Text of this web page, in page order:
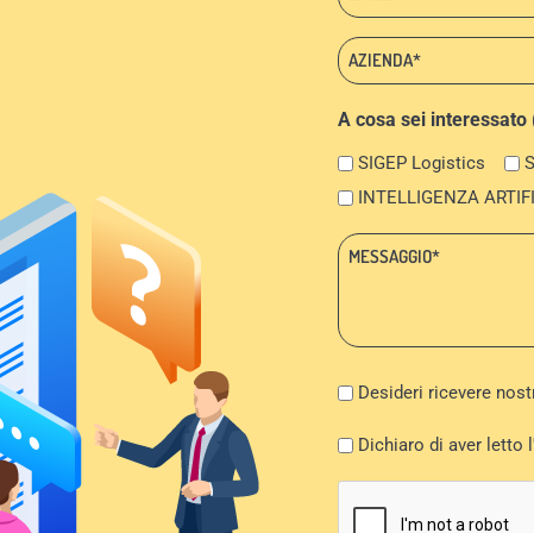
**
Azienda:
*
A cosa sei
SIGEP Logistics
INTELLIGENZA
Messaggio:
Newsletter
Desideri ricevere
Privacy
Dichiaro di aver letto l'